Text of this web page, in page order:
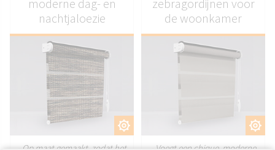
moderne dag- en
nachtjaloezie
zebragordijnen voor
de woonkamer